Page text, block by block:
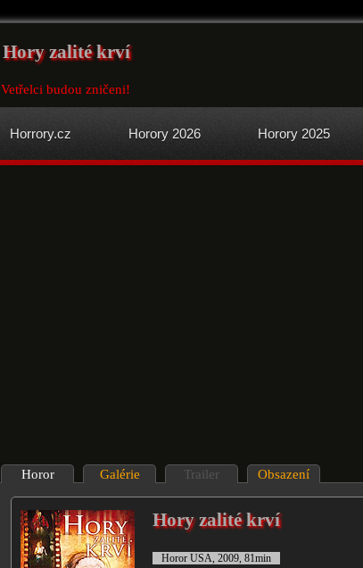
Hory zalité krví
Vetřelci budou zničeni!
Horrory.cz Horory 2026 Horory 2025
Horor Galérie Trailer Obsazení
Hory zalité krví
Horor USA, 2009, 81min